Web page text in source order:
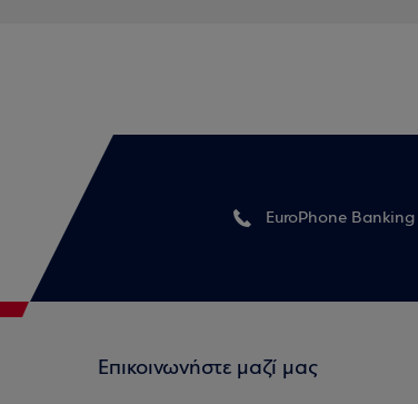
EuroPhone Banking
Επικοινωνήστε μαζί μας